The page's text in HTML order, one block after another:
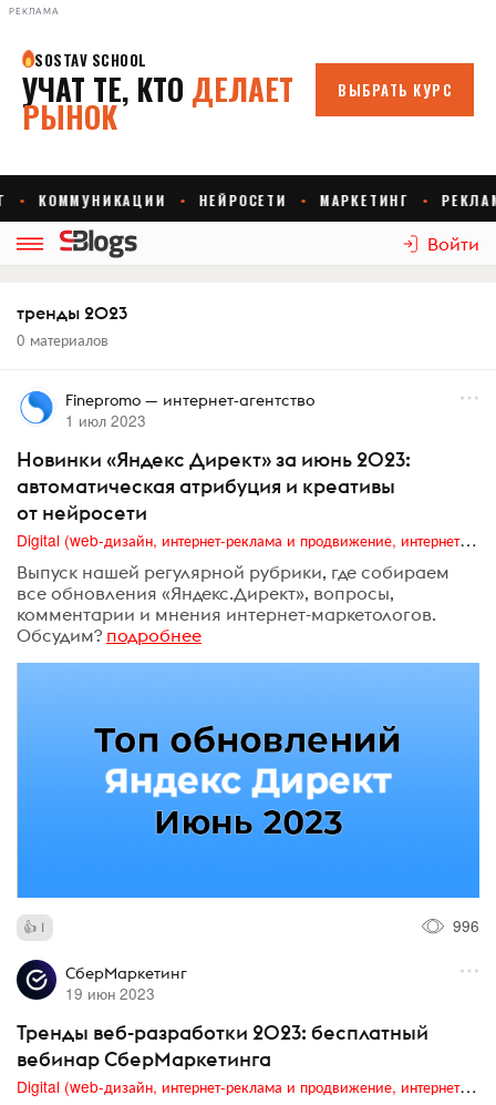
РЕКЛАМА
Войти
тренды 2023
0 материалов
Finepromo — интернет-агентство
1 июл 2023
Новинки «Яндекс Директ» за июнь 2023:
автоматическая атрибуция и креативы
от нейросети
Digital (web-дизайн, интернет-реклама и продвижение, интернет-сообщества и блоги, интернет-коммуникации, мобильный маркетинг, реклама на цифровых экранах)
Выпуск нашей регулярной рубрики, где собираем
все обновления «Яндекс.Директ», вопросы,
комментарии и мнения интернет-маркетологов.
Обсудим? подробнее
1 996
СберМаркетинг
19 июн 2023
Тренды веб-разработки 2023: бесплатный
вебинар СберМаркетинга
Digital (web-дизайн, интернет-реклама и продвижение, интернет-сообщества и блоги, интернет-коммуникации, мобильный маркетинг, реклама на цифровых экранах)